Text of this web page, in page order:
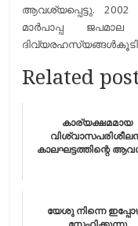
ആവശ്യപ്പെട്ടു.
മാര്‍പാപ്പ
ദിവ്യരഹസ്യങ്ങള്‍കൂടി
Related
കാര്യക്ഷമമായ
കാലഘട്ടത്തിന്റെ
യേശു നിന്നെ